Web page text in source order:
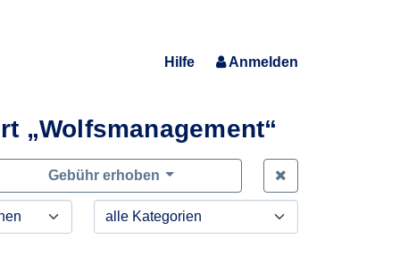
Hilfe Anmelden
„Wolfsmanagement“
Gebühr erhoben